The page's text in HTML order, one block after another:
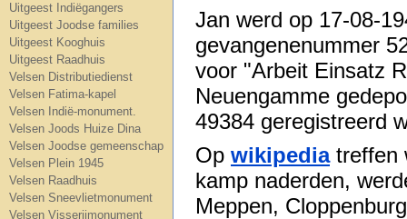
Uitgeest Indiëgangers
Uitgeest Joodse families
Uitgeest Kooghuis
Uitgeest Raadhuis
Velsen Distributiedienst
Velsen Fatima-kapel
Velsen Indië-monument.
Velsen Joods Huize Dina
Velsen Joodse gemeenschap
Velsen Plein 1945
Velsen Raadhuis
Velsen Sneevlietmonument
Velsen Visserijmonument
Jan werd op 17-08-
gevangenenummer
voor "Arbeit Einsatz
Neuengamme
49384 geregistreerd
Op wikipediatreffen
kamp naderden,
Meppen,